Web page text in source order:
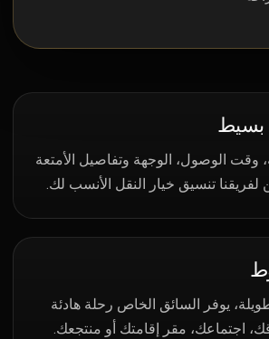
بسيط
وقت الوصول، الوجهة وتفاصيل الأمتعة
تنسيق خيار النقل الأنسب لك.
يوفر السائق الخاص رحلة هادئة
اجتماعك، مقر إقامتك أو منتجعك.